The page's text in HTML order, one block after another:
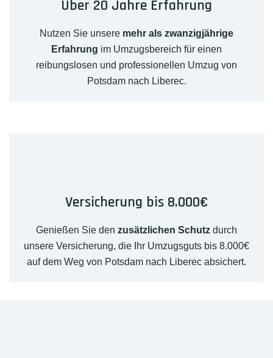
Über 20 Jahre Erfahrung
Nutzen Sie unsere mehr als zwanzigjährige
Erfahrung im Umzugsbereich für einen
reibungslosen und professionellen Umzug von
Potsdam nach Liberec.
Versicherung bis 8.000€
Genießen Sie den zusätzlichen Schutz durch
unsere Versicherung, die Ihr Umzugsguts bis 8.000€
auf dem Weg von Potsdam nach Liberec absichert.